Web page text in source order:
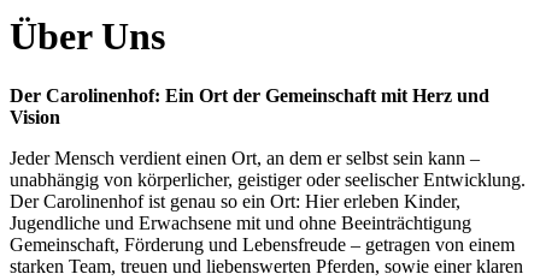
Über Uns
Der Carolinenhof: Ein Ort der Gemeinschaft mit Herz und
Vision
Jeder Mensch verdient einen Ort, an dem er selbst sein kann –
unabhängig von körperlicher, geistiger oder seelischer Entwicklung.
Der Carolinenhof ist genau so ein Ort: Hier erleben Kinder,
Jugendliche und Erwachsene mit und ohne Beeinträchtigung
Gemeinschaft, Förderung und Lebensfreude – getragen von einem
starken Team, treuen und liebenswerten Pferden, sowie einer klaren